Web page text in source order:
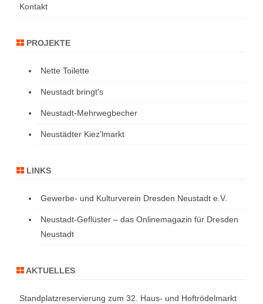
Kontakt
PROJEKTE
Nette Toilette
Neustadt bringt's
Neustadt-Mehrwegbecher
Neustädter Kiez'lmarkt
LINKS
Gewerbe- und Kulturverein Dresden Neustadt e.V.
Neustadt-Geflüster – das Onlinemagazin für Dresden
Neustadt
AKTUELLES
Standplatzreservierung zum 32. Haus- und Hoftrödelmarkt